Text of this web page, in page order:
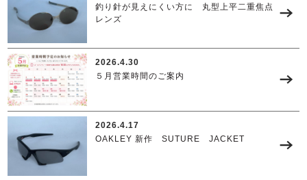
釣り針が見えにくい方に 丸型上平二重焦点
レンズ
2026.4.30
５月営業時間のご案内
2026.4.17
OAKLEY 新作 SUTURE JACKET